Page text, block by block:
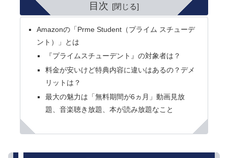
目次
Amazonの「Prme Student（プライム スチューデ
ント）」とは
『プライムスチューデント』の対象者は？
料金が安いけど特典内容に違いはあるの？デメ
リットは？
最大の魅力は「無料期間が6ヵ月」動画見放
題、音楽聴き放題、本が読み放題なこと